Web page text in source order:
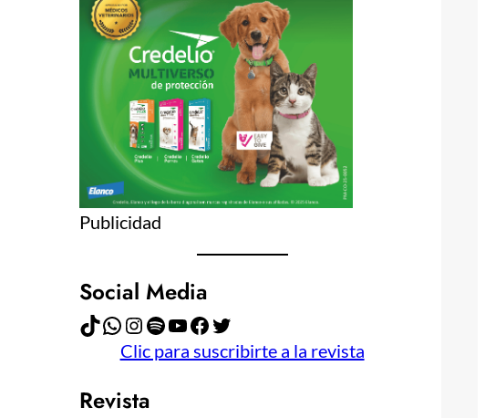
Publicidad
Social Media
TikTok WhatsApp Instagram Spotify YouTube Facebook Twitter
Clic para suscribirte a la revista
Revista